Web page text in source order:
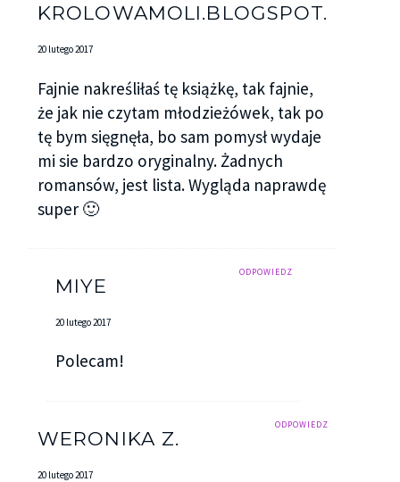
KROLOWAMOLI.BLOGSPOT.COM
20 lutego 2017
Fajnie nakreśliłaś tę książkę, tak fajnie,
że jak nie czytam młodzieżówek, tak po
tę bym sięgnęła, bo sam pomysł wydaje
mi sie bardzo oryginalny. Żadnych
romansów, jest lista. Wygląda naprawdę
super 🙂
ODPOWIEDZ
MIYE
20 lutego 2017
Polecam!
ODPOWIEDZ
WERONIKA Z.
20 lutego 2017